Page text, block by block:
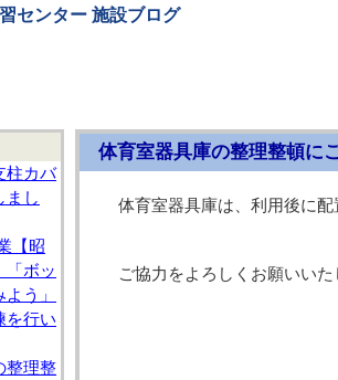
センター 施設ブログ
柱カバ
まし
【昭
「ボッ
う」
を行い
整理整
体育室器具庫の整理整頓に
体育室器具庫は、利用後に
ご協力をよろしくお願いい